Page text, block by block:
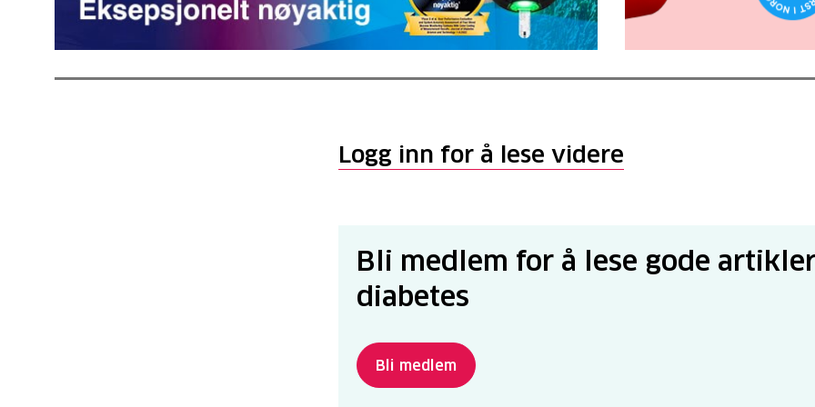
Logg inn for å lese videre
Bli medlem for å lese gode
diabetes
Bli medlem